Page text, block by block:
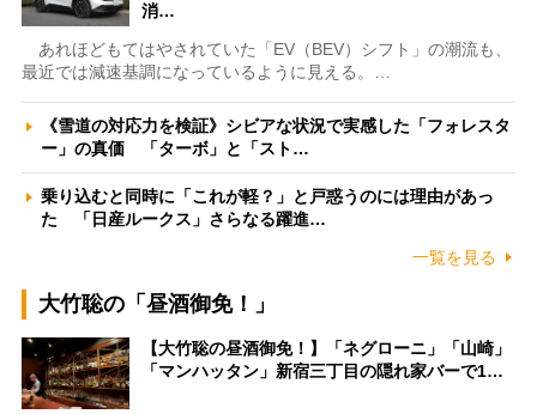
消…
あれほどもてはやされていた「EV（BEV）シフト」の潮流も、
最近では減速基調になっているように見える。…
《雪道の対応力を検証》シビアな状況で実感した「フォレスタ
ー」の真価 「ターボ」と「スト…
乗り込むと同時に「これが軽？」と戸惑うのには理由があっ
た 「日産ルークス」さらなる躍進…
一覧を見る
大竹聡の「昼酒御免！」
【大竹聡の昼酒御免！】「ネグローニ」「山崎」
「マンハッタン」新宿三丁目の隠れ家バーで1…